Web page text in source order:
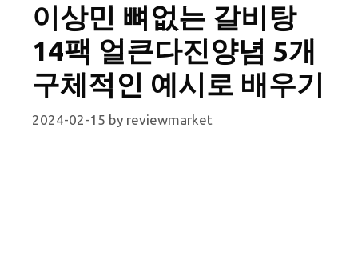
이상민 뼈없는 갈비탕
14팩 얼큰다진양념 5개
구체적인 예시로 배우기
2024-02-15 by reviewmarket